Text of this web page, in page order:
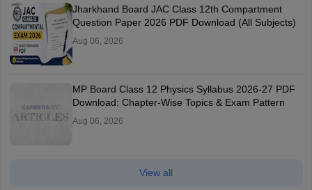
Jharkhand Board JAC Class 12th Compartment
Question Paper 2026 PDF Download (All Subjects)
Aug 06, 2026
MP Board Class 12 Physics Syllabus 2026-27 PDF
Download: Chapter-Wise Topics & Exam Pattern
Aug 06, 2026
View all